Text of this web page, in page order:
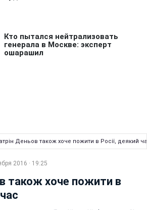
Деньов також хоче пожити в Росії, деякий
2016 · 19:25
також хоче пожити в